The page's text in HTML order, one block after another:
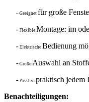
- Geeignet für große
- Flexible Montage: im
- Elektrische Bedienung
- Große Auswahl an
- Passt zu praktisch jedem
Benachteiligungen: